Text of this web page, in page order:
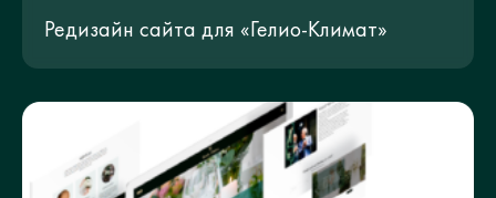
Редизайн сайта для «Гелио-Климат»